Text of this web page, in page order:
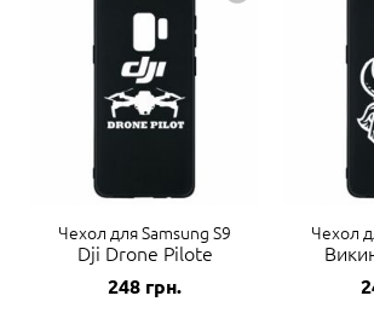
Чехол для Samsung S9
Dji Drone Pilote
248 грн.
Чехол